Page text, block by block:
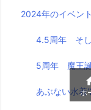
2024年のイベント
4.5周年 そし
5周年 魔王
あぶない水着
ホ